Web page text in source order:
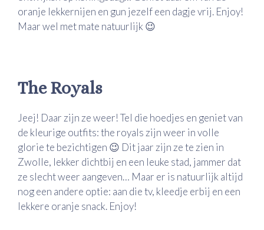
oranje lekkernijen en gun jezelf een dagje vrij. Enjoy!
Maar wel met mate natuurlijk 😉
The Royals
Jeej! Daar zijn ze weer! Tel die hoedjes en geniet van
de kleurige outfits: the royals zijn weer in volle
glorie te bezichtigen 😉 Dit jaar zijn ze te zien in
Zwolle, lekker dichtbij en een leuke stad, jammer dat
ze slecht weer aangeven… Maar er is natuurlijk altijd
nog een andere optie: aan die tv, kleedje erbij en een
lekkere oranje snack. Enjoy!